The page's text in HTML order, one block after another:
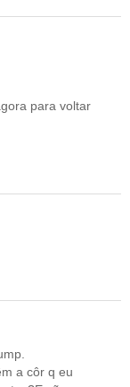
para voltar
a côr q eu